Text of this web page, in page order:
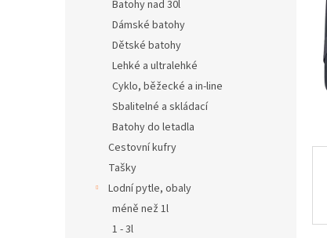
Batohy nad 30l
Dámské batohy
Dětské batohy
Lehké a ultralehké
Cyklo, běžecké a in-line
Sbalitelné a skládací
Batohy do letadla
Cestovní kufry
Tašky
Lodní pytle, obaly
méně než 1l
1 - 3l